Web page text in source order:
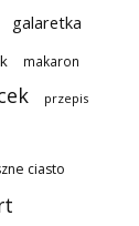
galaretka
makaron
przepis
ciasto